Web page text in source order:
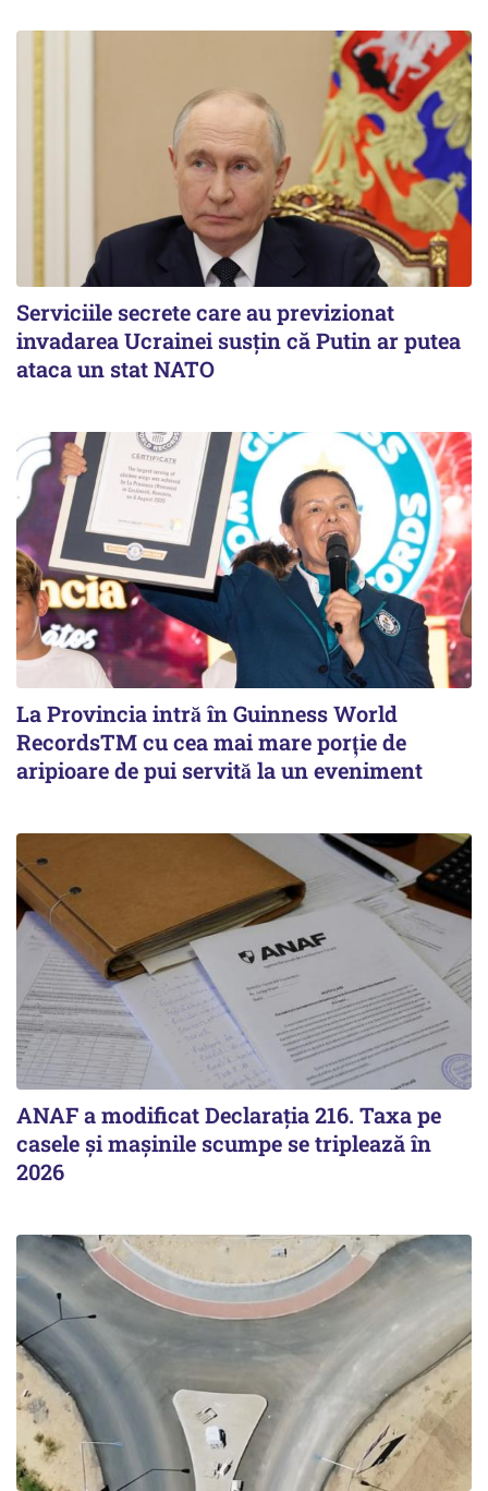
Serviciile secrete care au previzionat
invadarea Ucrainei susțin că Putin ar putea
ataca un stat NATO
La Provincia intră în Guinness World
RecordsTM cu cea mai mare porție de
aripioare de pui servită la un eveniment
ANAF a modificat Declarația 216. Taxa pe
casele și mașinile scumpe se triplează în
2026